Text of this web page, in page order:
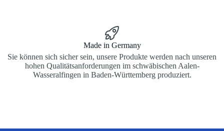
Made in Germany
Sie können sich sicher sein, unsere Produkte werden nach unseren
hohen Qualitätsanforderungen im schwäbischen Aalen-
Wasseralfingen in Baden-Württemberg produziert.